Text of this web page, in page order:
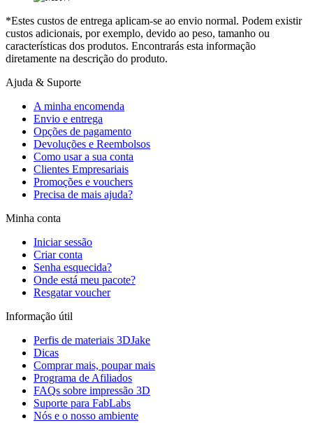
*Estes custos de entrega aplicam-se ao envio normal. Podem existir
custos adicionais, por exemplo, devido ao peso, tamanho ou
características dos produtos. Encontrarás esta informação
diretamente na descrição do produto.
Ajuda & Suporte
A minha encomenda
Envio e entrega
Opções de pagamento
Devoluções e Reembolsos
Como usar a sua conta
Clientes Empresariais
Promoções e vouchers
Precisa de mais ajuda?
Minha conta
Iniciar sessão
Criar conta
Senha esquecida?
Onde está meu pacote?
Resgatar voucher
Informação útil
Perfis de materiais 3DJake
Dicas
Comprar mais, poupar mais
Programa de Afiliados
FAQs sobre impressão 3D
Suporte para FabLabs
Nós e o nosso ambiente